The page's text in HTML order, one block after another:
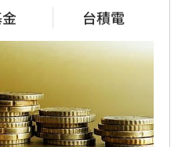
台積電